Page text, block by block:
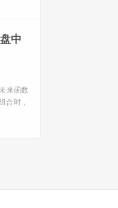
中
来函数
合时，